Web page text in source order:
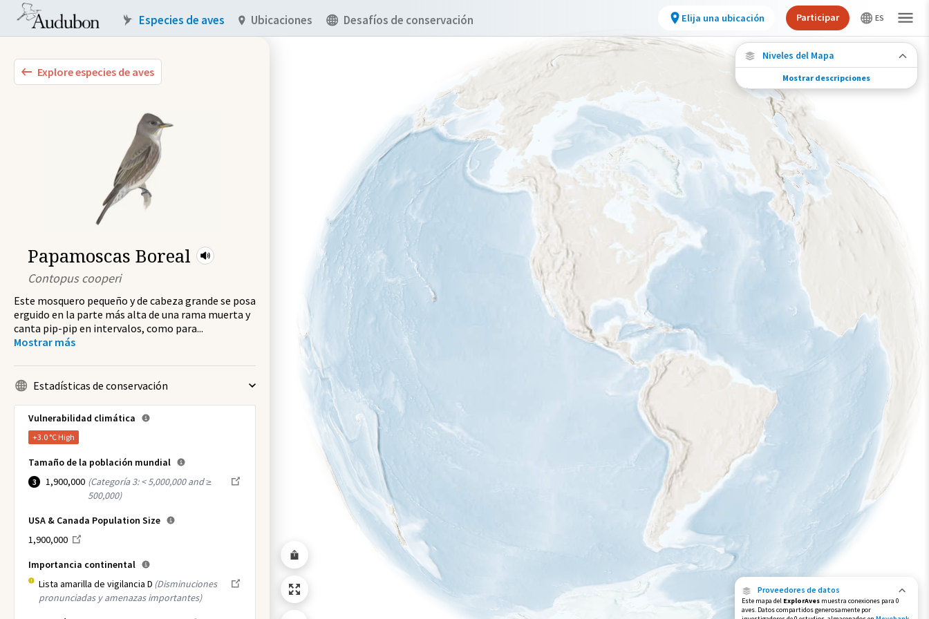
Explore especies de aves
Papamoscas Boreal
Contopus cooperi
Este mosquero pequeño y de cabeza grande se posa
erguido en la parte más alta de una rama muerta y
canta pip-pip en intervalos, como para...
Mostrar más
Estadísticas de conservación
Vulnerabilidad climática
+3.0 °C High
Tamaño de la población mundial
3 1,900,000 (Categoría 3: < 5,000,000 and ≥
500,000)
USA & Canada Population Size
1,900,000
Importancia continental
Lista amarilla de vigilancia D (Disminuciones
pronunciadas y amenazas importantes)
Proveedores de datos
Este mapa del ExplorAves muestra conexiones para 0
aves. Datos compartidos generosamente por
Niveles del Mapa
Conexiones de especies
Elija cualquier ubicación en el mapa para ver
dónde más se han vuelto a encontrar aves
marcadas de esta especie.
Ubicaciones con disponibilidad datos
Ubicaciones conectadas
Gama de especies por estación
Gama de verano
Rango de invierno
Rango a lo largo del año
Mostrar descripciones
Especies de aves Ubicaciones Desafíos de conservación Elija una ubicación Participar